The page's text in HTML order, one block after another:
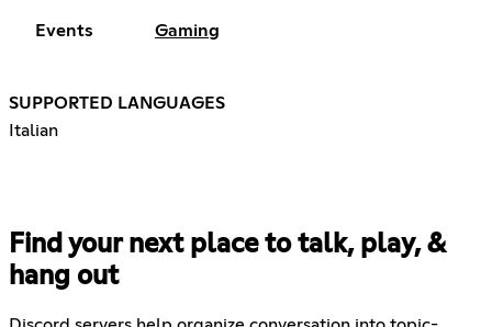
Events Gaming
SUPPORTED LANGUAGES
Italian
Find your next place to talk, play, &
hang out